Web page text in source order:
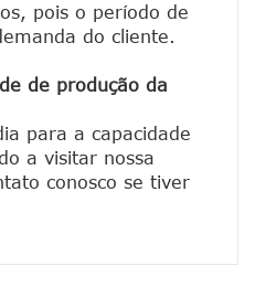
pois o período de
do cliente.
de produção da
para a capacidade
a visitar nossa
conosco se tiver